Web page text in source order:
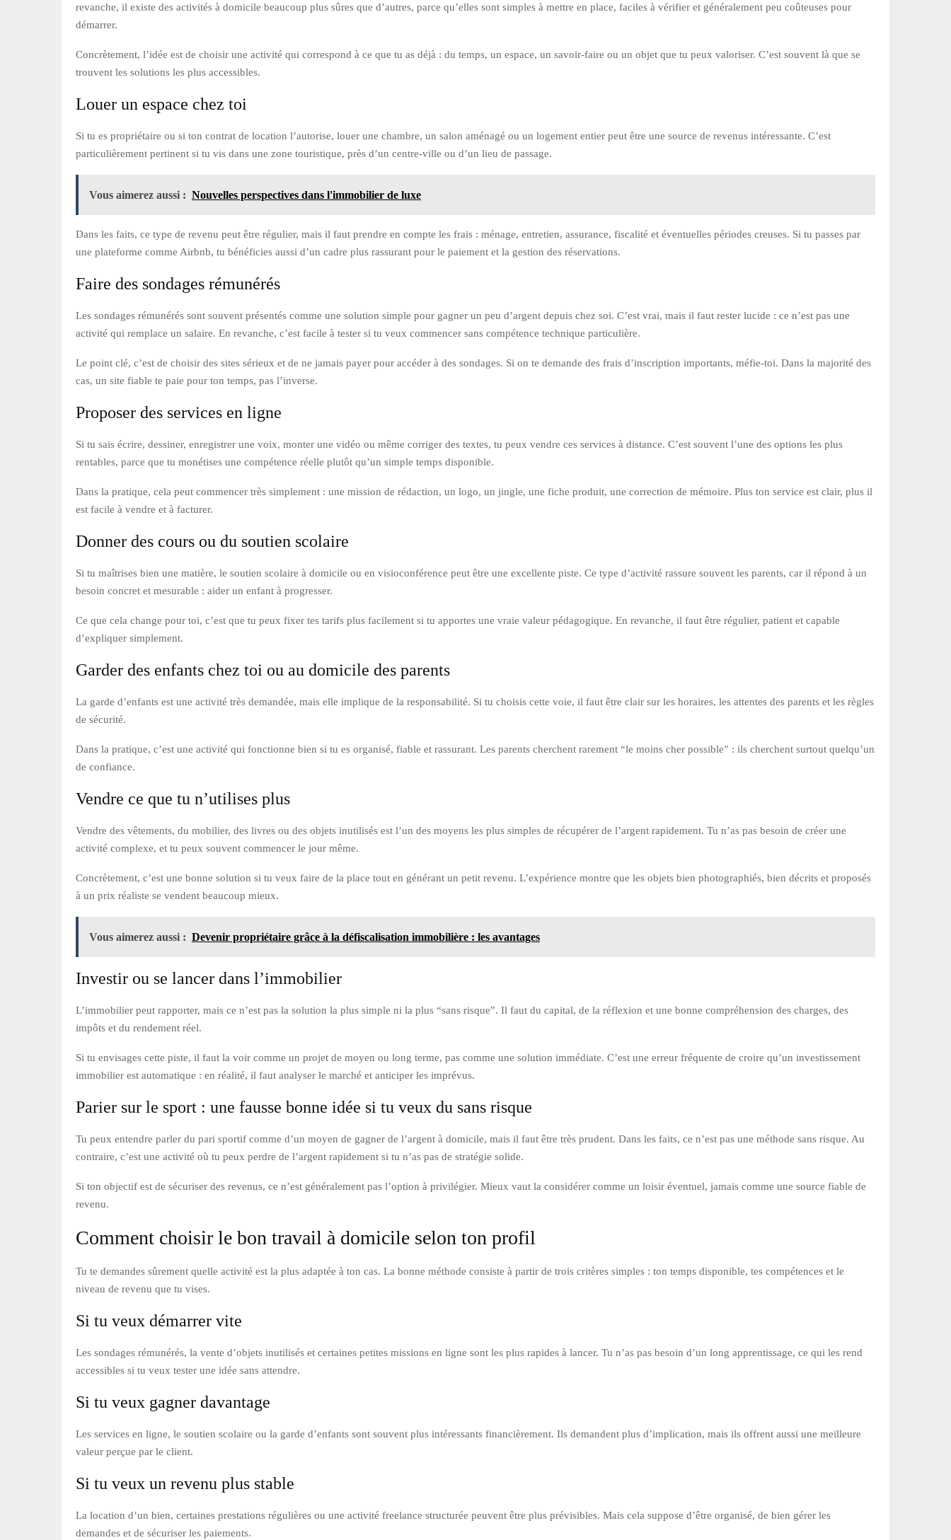
revanche, il existe des activités à domicile beaucoup plus sûres que d’autres, parce qu’elles sont simples à mettre en place, faciles à vérifier et généralement peu coûteuses pour
démarrer.
Concrètement, l’idée est de choisir une activité qui correspond à ce que tu as déjà : du temps, un espace, un savoir-faire ou un objet que tu peux valoriser. C’est souvent là que se
trouvent les solutions les plus accessibles.
Louer un espace chez toi
Si tu es propriétaire ou si ton contrat de location l’autorise, louer une chambre, un salon aménagé ou un logement entier peut être une source de revenus intéressante. C’est
particulièrement pertinent si tu vis dans une zone touristique, près d’un centre-ville ou d’un lieu de passage.
Vous aimerez aussi : Nouvelles perspectives dans l'immobilier de luxe
Dans les faits, ce type de revenu peut être régulier, mais il faut prendre en compte les frais : ménage, entretien, assurance, fiscalité et éventuelles périodes creuses. Si tu passes par
une plateforme comme Airbnb, tu bénéficies aussi d’un cadre plus rassurant pour le paiement et la gestion des réservations.
Faire des sondages rémunérés
Les sondages rémunérés sont souvent présentés comme une solution simple pour gagner un peu d’argent depuis chez soi. C’est vrai, mais il faut rester lucide : ce n’est pas une
activité qui remplace un salaire. En revanche, c’est facile à tester si tu veux commencer sans compétence technique particulière.
Le point clé, c’est de choisir des sites sérieux et de ne jamais payer pour accéder à des sondages. Si on te demande des frais d’inscription importants, méfie-toi. Dans la majorité des
cas, un site fiable te paie pour ton temps, pas l’inverse.
Proposer des services en ligne
Si tu sais écrire, dessiner, enregistrer une voix, monter une vidéo ou même corriger des textes, tu peux vendre ces services à distance. C’est souvent l’une des options les plus
rentables, parce que tu monétises une compétence réelle plutôt qu’un simple temps disponible.
Dans la pratique, cela peut commencer très simplement : une mission de rédaction, un logo, un jingle, une fiche produit, une correction de mémoire. Plus ton service est clair, plus il
est facile à vendre et à facturer.
Donner des cours ou du soutien scolaire
Si tu maîtrises bien une matière, le soutien scolaire à domicile ou en visioconférence peut être une excellente piste. Ce type d’activité rassure souvent les parents, car il répond à un
besoin concret et mesurable : aider un enfant à progresser.
Ce que cela change pour toi, c’est que tu peux fixer tes tarifs plus facilement si tu apportes une vraie valeur pédagogique. En revanche, il faut être régulier, patient et capable
d’expliquer simplement.
Garder des enfants chez toi ou au domicile des parents
La garde d’enfants est une activité très demandée, mais elle implique de la responsabilité. Si tu choisis cette voie, il faut être clair sur les horaires, les attentes des parents et les règles
de sécurité.
Dans la pratique, c’est une activité qui fonctionne bien si tu es organisé, fiable et rassurant. Les parents cherchent rarement “le moins cher possible” : ils cherchent surtout quelqu’un
de confiance.
Vendre ce que tu n’utilises plus
Vendre des vêtements, du mobilier, des livres ou des objets inutilisés est l’un des moyens les plus simples de récupérer de l’argent rapidement. Tu n’as pas besoin de créer une
activité complexe, et tu peux souvent commencer le jour même.
Concrètement, c’est une bonne solution si tu veux faire de la place tout en générant un petit revenu. L’expérience montre que les objets bien photographiés, bien décrits et proposés
à un prix réaliste se vendent beaucoup mieux.
Vous aimerez aussi : Devenir propriétaire grâce à la défiscalisation immobilière : les avantages
Investir ou se lancer dans l’immobilier
L’immobilier peut rapporter, mais ce n’est pas la solution la plus simple ni la plus “sans risque”. Il faut du capital, de la réflexion et une bonne compréhension des charges, des
impôts et du rendement réel.
Si tu envisages cette piste, il faut la voir comme un projet de moyen ou long terme, pas comme une solution immédiate. C’est une erreur fréquente de croire qu’un investissement
immobilier est automatique : en réalité, il faut analyser le marché et anticiper les imprévus.
Parier sur le sport : une fausse bonne idée si tu veux du sans risque
Tu peux entendre parler du pari sportif comme d’un moyen de gagner de l’argent à domicile, mais il faut être très prudent. Dans les faits, ce n’est pas une méthode sans risque. Au
contraire, c’est une activité où tu peux perdre de l’argent rapidement si tu n’as pas de stratégie solide.
Si ton objectif est de sécuriser des revenus, ce n’est généralement pas l’option à privilégier. Mieux vaut la considérer comme un loisir éventuel, jamais comme une source fiable de
revenu.
Comment choisir le bon travail à domicile selon ton profil
Tu te demandes sûrement quelle activité est la plus adaptée à ton cas. La bonne méthode consiste à partir de trois critères simples : ton temps disponible, tes compétences et le
niveau de revenu que tu vises.
Si tu veux démarrer vite
Les sondages rémunérés, la vente d’objets inutilisés et certaines petites missions en ligne sont les plus rapides à lancer. Tu n’as pas besoin d’un long apprentissage, ce qui les rend
accessibles si tu veux tester une idée sans attendre.
Si tu veux gagner davantage
Les services en ligne, le soutien scolaire ou la garde d’enfants sont souvent plus intéressants financièrement. Ils demandent plus d’implication, mais ils offrent aussi une meilleure
valeur perçue par le client.
Si tu veux un revenu plus stable
La location d’un bien, certaines prestations régulières ou une activité freelance structurée peuvent être plus prévisibles. Mais cela suppose d’être organisé, de bien gérer les
demandes et de sécuriser les paiements.